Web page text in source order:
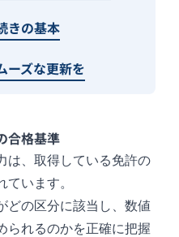
きの基本
ーズな更新を
合格基準
は、取得している免許の
います。
どの区分に該当し、数値
られるのかを正確に把握